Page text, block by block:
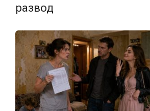
развод